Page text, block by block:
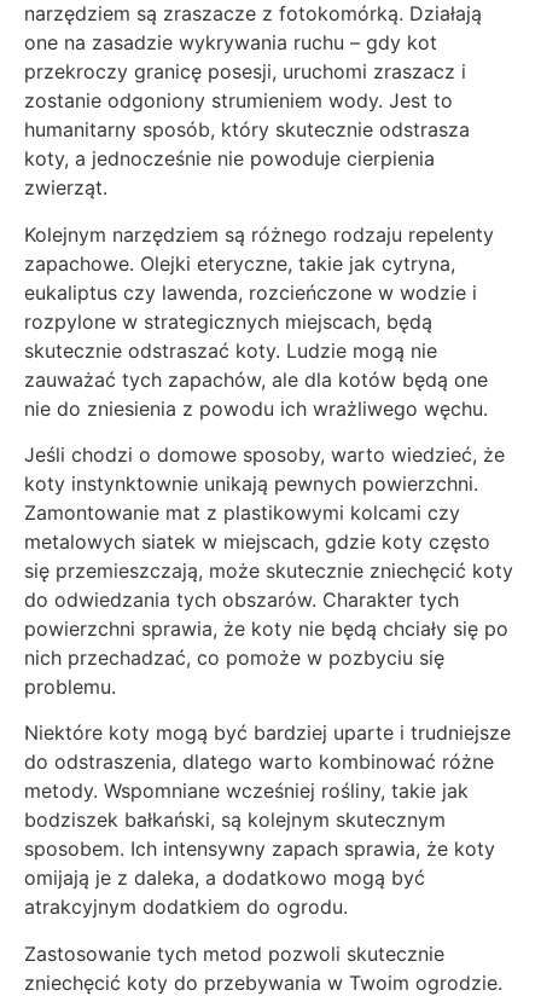
narzędziem są zraszacze z fotokomórką. Działają
one na zasadzie wykrywania ruchu – gdy kot
przekroczy granicę posesji, uruchomi zraszacz i
zostanie odgoniony strumieniem wody. Jest to
humanitarny sposób, który skutecznie odstrasza
koty, a jednocześnie nie powoduje cierpienia
zwierząt.
Kolejnym narzędziem są różnego rodzaju repelenty
zapachowe. Olejki eteryczne, takie jak cytryna,
eukaliptus czy lawenda, rozcieńczone w wodzie i
rozpylone w strategicznych miejscach, będą
skutecznie odstraszać koty. Ludzie mogą nie
zauważać tych zapachów, ale dla kotów będą one
nie do zniesienia z powodu ich wrażliwego węchu.
Jeśli chodzi o domowe sposoby, warto wiedzieć, że
koty instynktownie unikają pewnych powierzchni.
Zamontowanie mat z plastikowymi kolcami czy
metalowych siatek w miejscach, gdzie koty często
się przemieszczają, może skutecznie zniechęcić koty
do odwiedzania tych obszarów. Charakter tych
powierzchni sprawia, że koty nie będą chciały się po
nich przechadzać, co pomoże w pozbyciu się
problemu.
Niektóre koty mogą być bardziej uparte i trudniejsze
do odstraszenia, dlatego warto kombinować różne
metody. Wspomniane wcześniej rośliny, takie jak
bodziszek bałkański, są kolejnym skutecznym
sposobem. Ich intensywny zapach sprawia, że koty
omijają je z daleka, a dodatkowo mogą być
atrakcyjnym dodatkiem do ogrodu.
Zastosowanie tych metod pozwoli skutecznie
zniechęcić koty do przebywania w Twoim ogrodzie.